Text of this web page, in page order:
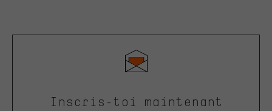
Inscris-toi maintenant